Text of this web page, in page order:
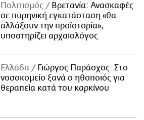
Πολιτισμός
Βρετανία: Ανασκαφές
σε πυρηνική εγκατάσταση «θα
αλλάξουν την προϊστορία»,
υποστηρίζει αρχαιολόγος
Ελλάδα
Γιώργος Παράσχος: Στο
νοσοκομείο ξανά ο ηθοποιός για
θεραπεία κατά του καρκίνου